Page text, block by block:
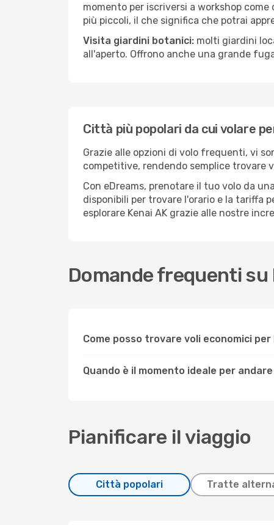
momento per iscriversi a workshop
più piccoli, il che significa che potrai
Visita giardini botanici: molti giardini
all'aperto. Offrono anche una grande
Città più popolari da cui volare
Grazie alle opzioni di volo frequenti, vi
competitive, rendendo semplice trovare
Con eDreams, prenotare il tuo volo da
disponibili per trovare l'orario e la tariffa
esplorare Kenai AK grazie alle nostre
Domande frequenti su
Come posso trovare voli economici per
Quando è il momento ideale per andare
Pianificare il viaggio
Città popolari Tratte